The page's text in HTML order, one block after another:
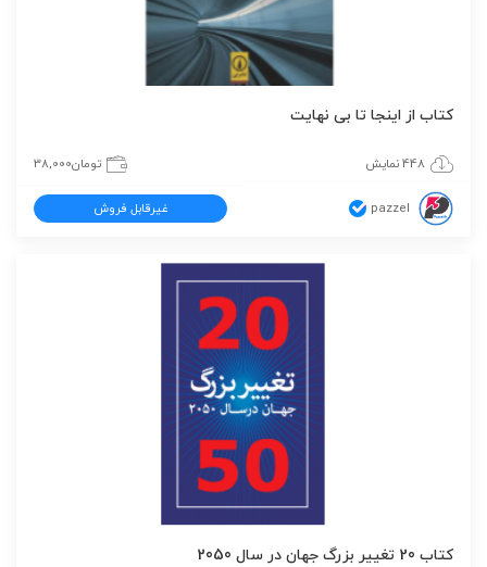
کتاب از اینجا تا بی نهایت
448 نمایش تومان38,000
pazzel غیرقابل فروش
کتاب 20 تغییر بزرگ جهان در سال 2050